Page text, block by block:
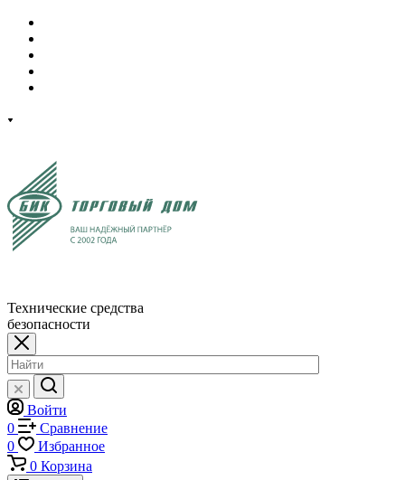
Технические средства
безопасности
Войти
0
Сравнение
0
Избранное
0 Корзина